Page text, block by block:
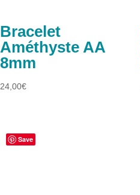
Bracelet
Améthyste AA
8mm
24,00€
Save